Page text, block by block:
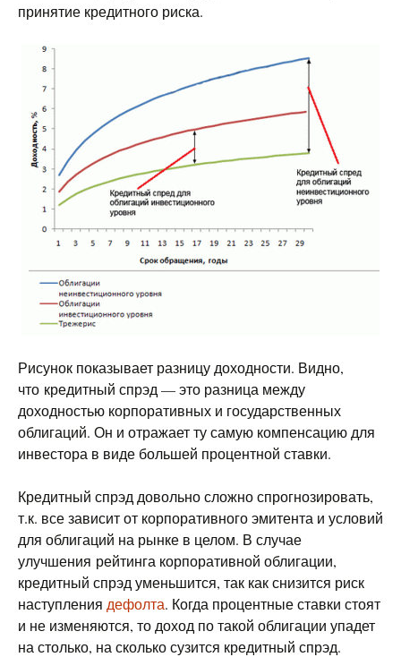
принятие кредитного риска.
Рисунок показывает разницу доходности. Видно,
что кредитный спрэд — это разница между
доходностью корпоративных и государственных
облигаций. Он и отражает ту самую компенсацию для
инвестора в виде большей процентной ставки.
Кредитный спрэд довольно сложно спрогнозировать,
т.к. все зависит от корпоративного эмитента и условий
для облигаций на рынке в целом. В случае
улучшения рейтинга корпоративной облигации,
кредитный спрэд уменьшится, так как снизится риск
наступления дефолта. Когда процентные ставки стоят
и не изменяются, то доход по такой облигации упадет
на столько, на сколько сузится кредитный спрэд.